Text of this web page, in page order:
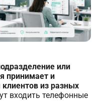
или
принимает и
из разных
входить телефонные